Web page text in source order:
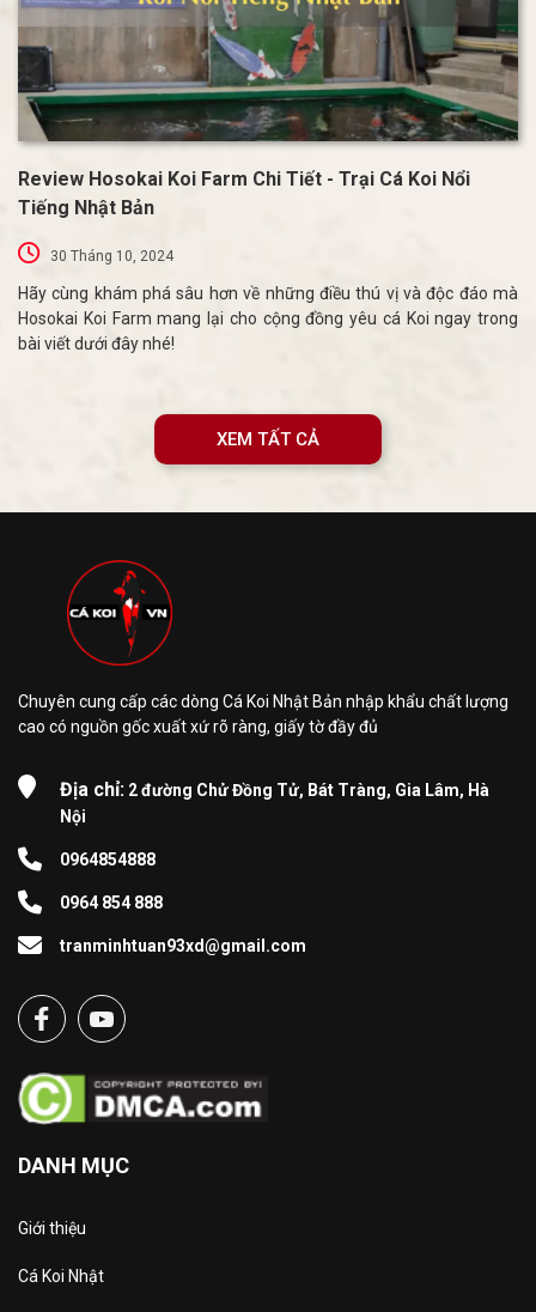
Review Hosokai Koi Farm Chi Tiết - Trại Cá Koi Nổi
Tiếng Nhật Bản
30 Tháng 10, 2024
Hãy cùng khám phá sâu hơn về những điều thú vị và độc đáo mà
Hosokai Koi Farm mang lại cho cộng đồng yêu cá Koi ngay trong
bài viết dưới đây nhé!
XEM TẤT CẢ
Chuyên cung cấp các dòng Cá Koi Nhật Bản nhập khẩu chất lượng
cao có nguồn gốc xuất xứ rõ ràng, giấy tờ đầy đủ
Địa chỉ: 2 đường Chử Đồng Tử, Bát Tràng, Gia Lâm, Hà
Nội
0964854888
0964 854 888
tranminhtuan93xd@gmail.com
DANH MỤC
Giới thiệu
Cá Koi Nhật